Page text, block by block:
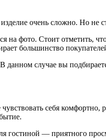
очень сложно. Но не
фото. Стоит отметить,
большинство
случае вы
себя
гостиной — приятного